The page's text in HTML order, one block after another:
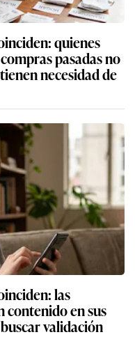
quienes
pasadas no
necesidad de
las
contenido en sus
validación